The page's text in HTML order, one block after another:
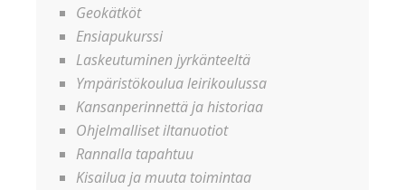
Geokätköt
Ensiapukurssi
Laskeutuminen jyrkänteeltä
Ympäristökoulua leirikoulussa
Kansanperinnettä ja historiaa
Ohjelmalliset iltanuotiot
Rannalla tapahtuu
Kisailua ja muuta toimintaa